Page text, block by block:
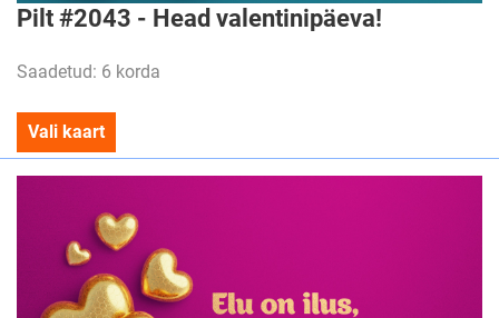
Pilt #2043 - Head valentinipäeva!
Saadetud: 6 korda
Vali kaart